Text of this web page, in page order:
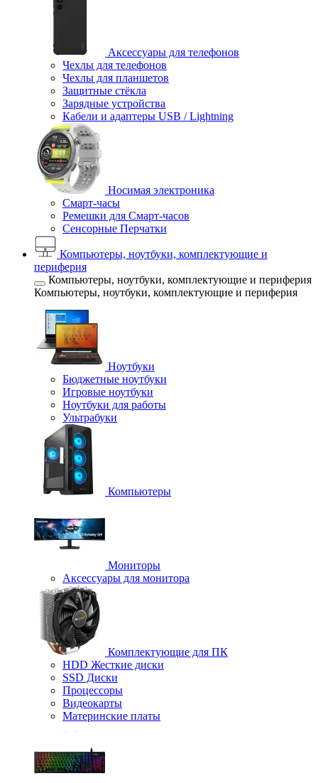
Аксессуары для телефонов
Чехлы для телефонов
Чехлы для планшетов
Защитные стёкла
Зарядные устройства
Кабели и адаптеры USB / Lightning
Носимая электроника
Смарт-часы
Ремешки для Смарт-часов
Сенсорные Перчатки
Компьютеры, ноутбуки, комплектующие и
периферия
Компьютеры, ноутбуки, комплектующие и периферия
Компьютеры, ноутбуки, комплектующие и периферия
Ноутбуки
Бюджетные ноутбуки
Игровые ноутбуки
Ноутбуки для работы
Ультрабуки
Компьютеры
Мониторы
Аксессуары для монитора
Комплектующие для ПК
HDD Жесткие диски
SSD Диски
Процессоры
Видеокарты
Материнские платы